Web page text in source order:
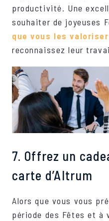
productivité. Une
souhaiter de joyeuses
que vous les valoriser
reconnaissez leur
7. Offrez un
carte d’Altrum
Alors que vous vous
période des Fêtes et à